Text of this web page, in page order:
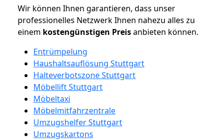
Wir können Ihnen garantieren, dass unser
professionelles Netzwerk Ihnen nahezu alles zu
einem kostengünstigen Preisanbieten können.
Entrümpelung
Haushaltsauflösung Stuttgart
Halteverbotszone Stuttgart
Möbellift Stuttgart
Möbeltaxi
Möbelmitfahrzentrale
Umzugshelfer Stuttgart
Umzugskartons